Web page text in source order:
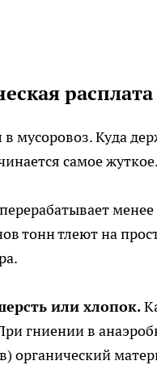
мусоровоз. Куда
самое жуткое.
тонн тлеют на
или хлопок.
гниении в
органический